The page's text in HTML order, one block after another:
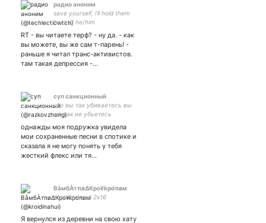
радио аноним
save yourself, i'll hold them
back // he/him
RT - вы читаете терф? - ну да. - как
вы можете, вы же сам т-парень! -
раньше я читал транс-активистов.
там такая депрессия -…
суп санкционный
что вы так убиваетесь вы
же так не убьетесь
однажды моя подружка увидела
мои сохраненные песни в спотике и
сказала я не могу понять у тебя
жесткий флекс или тя…
ВåмбÀтπø∆Кро¥kро́πøм
верните мой 2к16
Я вернулся из деревни на свою хату